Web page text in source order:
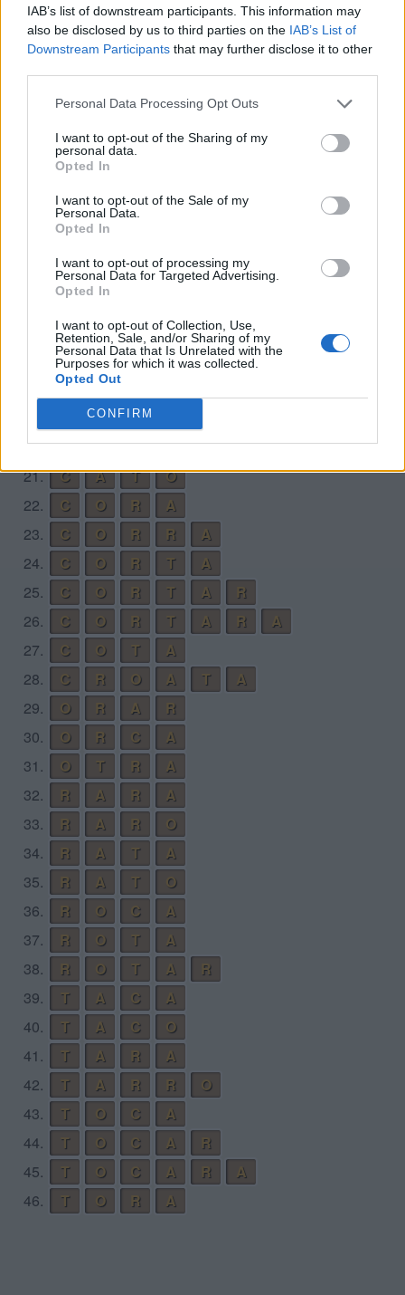
IAB’s list of downstream participants. This information may
also be disclosed by us to third parties on the IAB’s List of
Downstream Participants that may further disclose it to other
Personal Data Processing Opt Outs
I want to opt-out of the Sharing of my
personal data.
Opted In
I want to opt-out of the Sale of my
Personal Data.
Opted In
I want to opt-out of processing my
Personal Data for Targeted Advertising.
Opted In
I want to opt-out of Collection, Use,
Retention, Sale, and/or Sharing of my
Personal Data that Is Unrelated with the
Purposes for which it was collected.
Opted Out
CONFIRM
5. A C T
O
6.
A C T O
R
7. A O R T
A
A R A
R
A
A
A R C
A T A
A T R A C
O
C A
C A R
O
C A R R
O
C A
A T
20. C A T A R R
O
21. C A T
O
22.
C O R
A
23.
C O R R
A
24.
C O R T
A
25.
C O R T A
R
26.
C O R T A R
A
27.
C O T
A
28.
C R O A T
A
29.
O R A
R
30.
O R C
A
31.
O T R
A
32.
R A R
A
33.
R A R
O
34.
R A T
A
35.
R A T
O
36.
R O C
A
37.
R O T
A
38.
R O T A
R
39.
T A C
A
40.
T A C
O
41.
T A R
A
42.
T A R R
O
43.
T O C
A
44.
T O C A
R
45.
T O C A R
A
46.
T O R A